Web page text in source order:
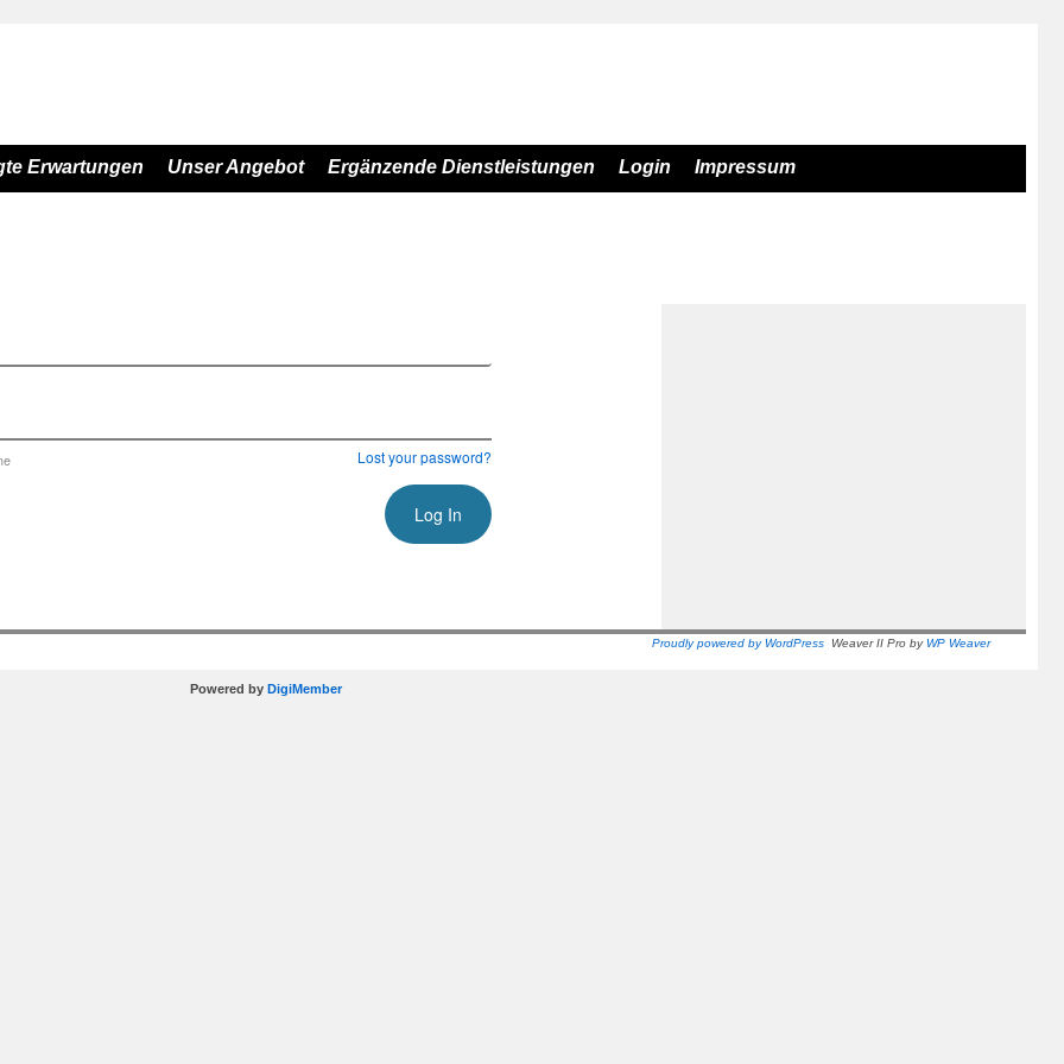
Erwartungen Unser Angebot Ergänzende Dienstleistungen Login Impressum
Lost your password?
Proudly powered by WordPress Weaver II Pro byWP Weaver
Powered by DigiMember